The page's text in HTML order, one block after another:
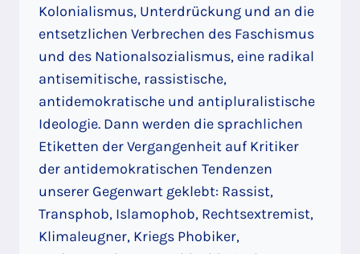
Kolonialismus, Unterdrückung und an die
entsetzlichen Verbrechen des Faschismus
und des Nationalsozialismus, eine radikal
antisemitische, rassistische,
antidemokratische und antipluralistische
Ideologie. Dann werden die sprachlichen
Etiketten der Vergangenheit auf Kritiker
der antidemokratischen Tendenzen
unserer Gegenwart geklebt: Rassist,
Transphob, Islamophob, Rechtsextremist,
Klimaleugner, Kriegs Phobiker,